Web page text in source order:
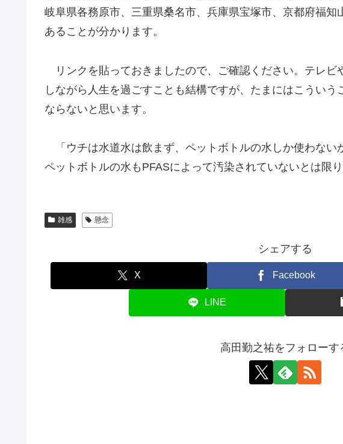
岐阜県各務原市、三重県桑名市、兵庫県宝塚市、京都府福
あることが分かります。
リンクを貼っておきましたので、ご確認ください。テレビ
しながら人生を過ごすことも結構ですが、たまにはこうい
ならないと思います。
「ウチは水道水は飲まず、ペットボトルの水しか使わない
ペットボトルの水もPFASによって汚染されていないとは限り
雑感 懸念
シェアする
X Facebook
LINE
高田勤之祐をフォローす